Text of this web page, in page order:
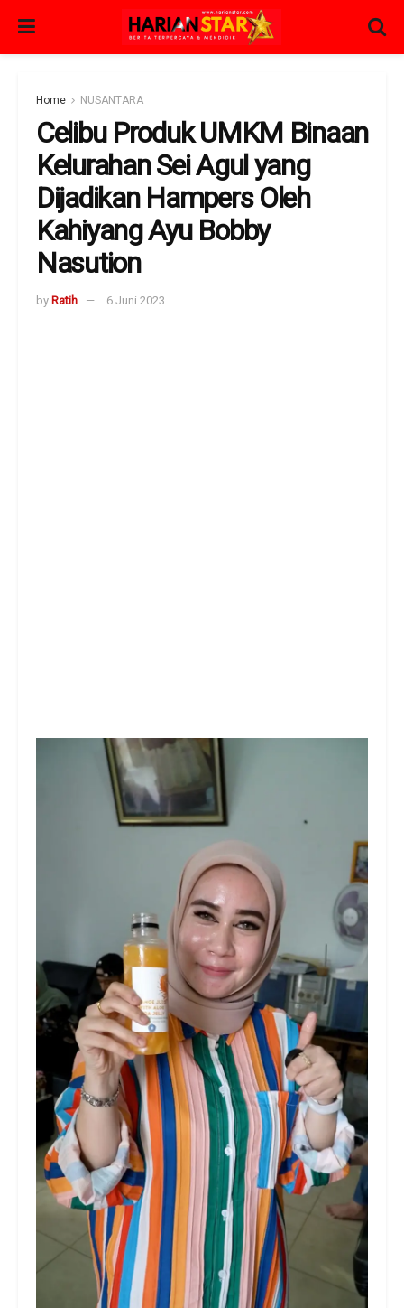
Home NUSANTARA
Celibu Produk UMKM Binaan
Kelurahan Sei Agul yang
Dijadikan Hampers Oleh
Kahiyang Ayu Bobby
Nasution
by Ratih 6 Juni 2023